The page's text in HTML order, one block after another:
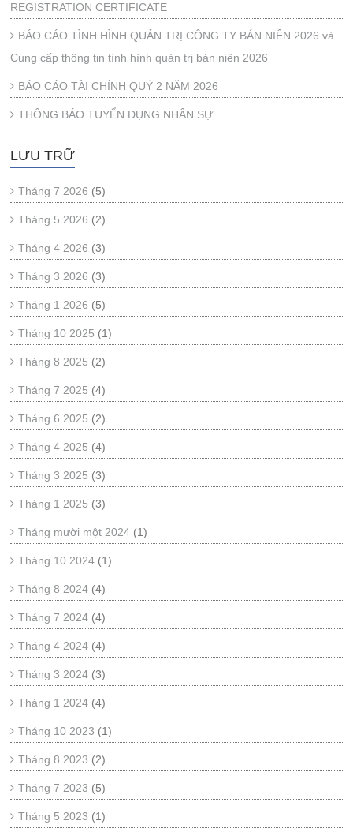
REGISTRATION CERTIFICATE
BÁO CÁO TÌNH HÌNH QUẢN TRỊ CÔNG TY BÁN NIÊN 2026 và
Cung cấp thông tin tình hình quản trị bán niên 2026
BÁO CÁO TÀI CHÍNH QUÝ 2 NĂM 2026
THÔNG BÁO TUYỂN DỤNG NHÂN SỰ
LƯU TRỮ
Tháng 7 2026 (5)
Tháng 5 2026 (2)
Tháng 4 2026 (3)
Tháng 3 2026 (3)
Tháng 1 2026 (5)
Tháng 10 2025 (1)
Tháng 8 2025 (2)
Tháng 7 2025 (4)
Tháng 6 2025 (2)
Tháng 4 2025 (4)
Tháng 3 2025 (3)
Tháng 1 2025 (3)
Tháng mười một 2024 (1)
Tháng 10 2024 (1)
Tháng 8 2024 (4)
Tháng 7 2024 (4)
Tháng 4 2024 (4)
Tháng 3 2024 (3)
Tháng 1 2024 (4)
Tháng 10 2023 (1)
Tháng 8 2023 (2)
Tháng 7 2023 (5)
Tháng 5 2023 (1)